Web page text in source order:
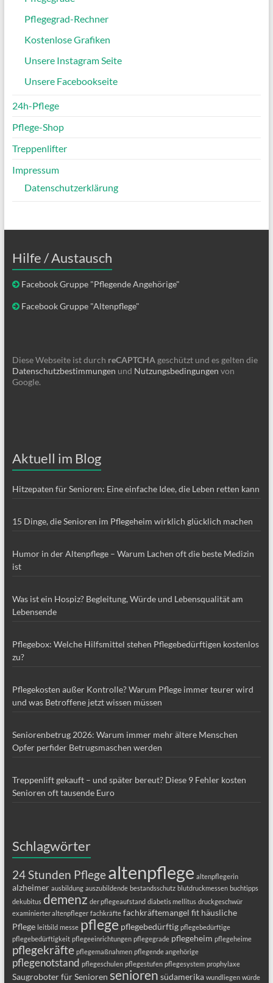
Pflegegrad-Rechner
Kostenlose Grafiken
Unsere Instagram Seite
Unsere Facebookseite
24h-Pflege
Pflege-Shop
Treppenlifter
Impressum
Datenschutzerklärung
Hilfe / Austausch
Facebook Gruppe "Pflegende Angehörige"
Facebook Gruppe "Altenpflege"
Diese Webseite ist durch reCAPTCHAgeschützt und es gelten die
Datenschutzbestimmungen und Nutzungsbedingungen von
Google.
Aktuell im Blog
Hitzepaten für Senioren: Eine einfache Idee, die Leben retten kann
15 Dinge, die Senioren im Pflegeheim wirklich glücklich machen
Humor in der Altenpflege – Warum Lachen oft die beste Medizin
ist
Was ist ein Hospiz? Begleitung, Würde und Lebensqualität am
Lebensende
Pflegebox: Welche Hilfsmittel stehen Pflegebedürftigen kostenlos
zu?
Pflegekosten außer Kontrolle? Warum Pflege immer teurer wird
und was Betroffene jetzt wissen müssen
Seniorenbetrug 2026: Warum immer mehr ältere Menschen
Opfer perfider Betrugsmaschen werden
Treppenlift gekauft – und später bereut? Diese 9 Fehler kosten
Senioren oft tausende Euro
Schlagwörter
24 Stunden Pflegealtenpflege altenpflegerin
alzheimer ausbildung auszubildende bestandsschutz blutdruckmessen buchtipps
dekubitus demenz der pflegeaufstand diabetis mellitus druckgeschwür
examinierter altenpfleger fachkräfte fachkräftemangel fit häusliche
Pflege leitbild messe pflege pflegebedürftig pflegebedürftige
pflegebedürftigkeit pflegeeinrichtungen pflegegrade pflegeheim pflegeheime
pflegekräfte pflegemaßnahmen pflegende angehörige
pflegenotstand pflegeschulen pflegestufen pflegesystem prophylaxe
Saugroboter für Senioren senioren südamerika wundliegen würde